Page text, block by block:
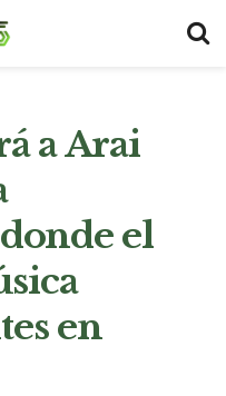
a Arai
el
en